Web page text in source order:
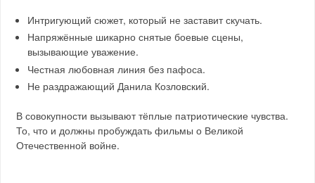
Интригующий сюжет, который не заставит скучать.
Напряжённые шикарно снятые боевые сцены,
вызывающие уважение.
Честная любовная линия без пафоса.
Не раздражающий Данила Козловский.
В совокупности вызывают тёплые патриотические чувства.
То, что и должны пробуждать фильмы о Великой
Отечественной войне.